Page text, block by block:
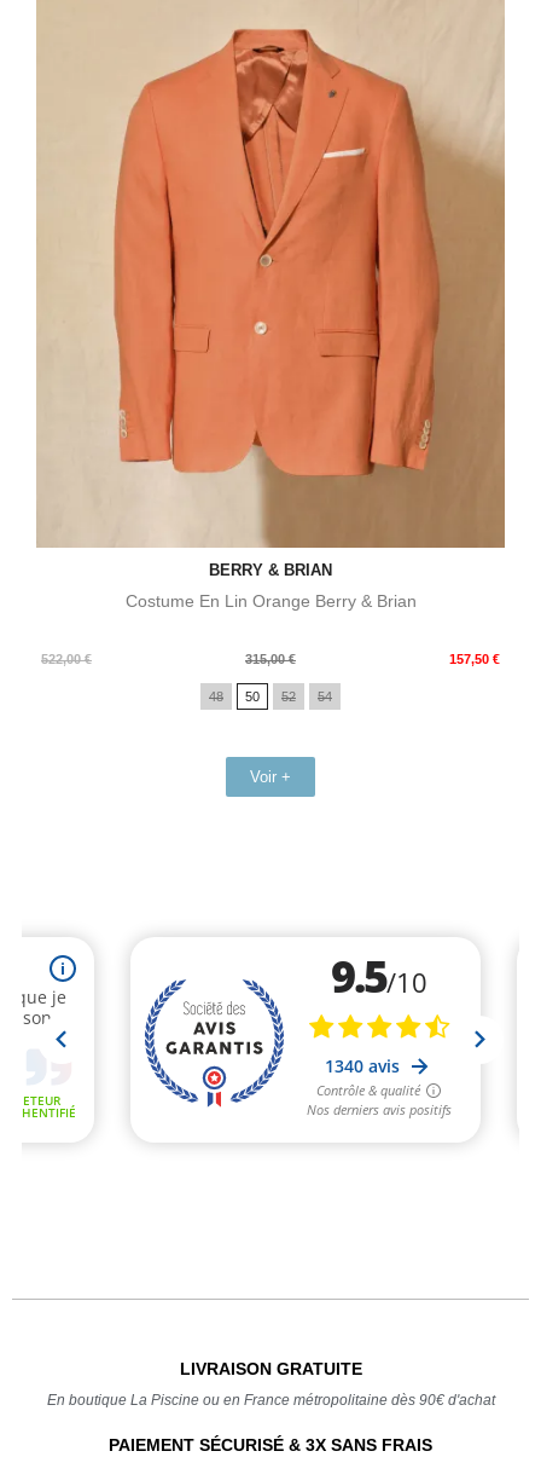
BERRY & BRIAN
Costume En Lin Orange Berry & Brian
522,00 €
Prix
315,00 € 157,50 €
Prix
48 50 52 54
Voir +
LIVRAISON GRATUITE
En boutique La Piscine ou en France métropolitaine dès 90€ d'achat
PAIEMENT SÉCURISÉ & 3X SANS FRAIS